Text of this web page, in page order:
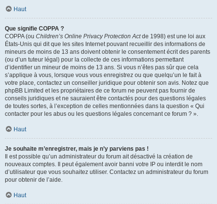
Haut
Que signifie COPPA ?
COPPA (ou Children’s Online Privacy Protection Actde 1998) est une loi aux
États-Unis qui dit que les sites Internet pouvant recueillir des informations de
mineurs de moins de 13 ans doivent obtenir le consentement écrit des parents
(ou d’un tuteur légal) pour la collecte de ces informations permettant
d’identifier un mineur de moins de 13 ans. Si vous n’êtes pas sûr que cela
s’applique à vous, lorsque vous vous enregistrez ou que quelqu’un le fait à
votre place, contactez un conseiller juridique pour obtenir son avis. Notez que
phpBB Limited et les propriétaires de ce forum ne peuvent pas fournir de
conseils juridiques et ne sauraient être contactés pour des questions légales
de toutes sortes, à l’exception de celles mentionnées dans la question « Qui
contacter pour les abus ou les questions légales concernant ce forum ? ».
Haut
Je souhaite m’enregistrer, mais je n’y parviens pas !
Il est possible qu’un administrateur du forum ait désactivé la création de
nouveaux comptes. Il peut également avoir banni votre IP ou interdit le nom
d’utilisateur que vous souhaitez utiliser. Contactez un administrateur du forum
pour obtenir de l’aide.
Haut